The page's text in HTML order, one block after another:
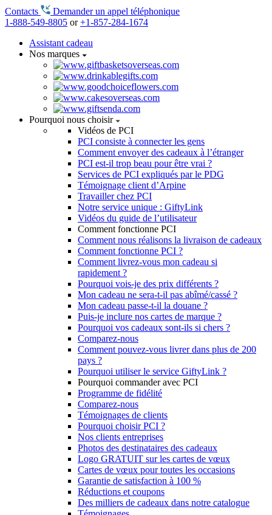
Contacts
Demander un appel téléphonique
1-888-549-8805 or+1-857-284-1674
Assistant cadeau
Nos marques
Pourquoi nous choisir
Vidéos de PCI
PCI consiste à connecter les gens
Comment envoyer des cadeaux à l’étranger
PCI est-il trop beau pour être vrai ?
Services de PCI expliqués par le PDG
Témoignage client d’Arpine
Travailler chez PCI
Notre service unique : GiftyLink
Vidéos du guide de l’utilisateur
Comment fonctionne PCI
Comment nous réalisons la livraison de cadeaux
Comment fonctionne PCI ?
Comment livrez-vous mon cadeau si
rapidement ?
Pourquoi vois-je des prix différents ?
Mon cadeau ne sera-t-il pas abîmé/cassé ?
Mon cadeau passe-t-il la douane ?
Puis-je inclure nos cartes de marque ?
Pourquoi vos cadeaux sont-ils si chers ?
Comparez-nous
Comment pouvez-vous livrer dans plus de 200
pays ?
Pourquoi utiliser le service GiftyLink ?
Pourquoi commander avec PCI
Programme de fidélité
Comparez-nous
Témoignages de clients
Pourquoi choisir PCI ?
Nos clients entreprises
Photos des destinataires des cadeaux
Logo GRATUIT sur les cartes de vœux
Cartes de vœux pour toutes les occasions
Garantie de satisfaction à 100 %
Réductions et coupons
Des milliers de cadeaux dans notre catalogue